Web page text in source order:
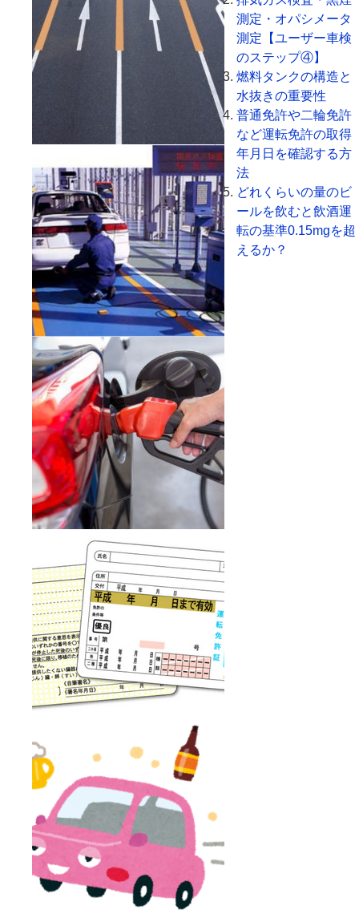
測定・オパシメータ
測定【ユーザー車検
のステップ④】
燃料タンクの構造と
水抜きの重要性
普通免許や二輪免許
など運転免許の取得
年月日を確認する方
法
どれくらいの量のビ
ールを飲むと飲酒運
転の基準0.15mgを超
えるか？